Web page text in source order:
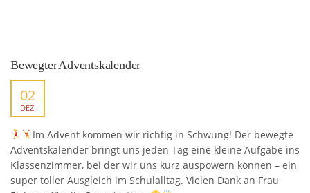
Bewegter Adventskalender
02
DEZ.
Im Advent kommen wir richtig in Schwung! Der bewegte
Adventskalender bringt uns jeden Tag eine kleine Aufgabe ins
Klassenzimmer, bei der wir uns kurz auspowern können – ein
super toller Ausgleich im Schulalltag. Vielen Dank an Frau